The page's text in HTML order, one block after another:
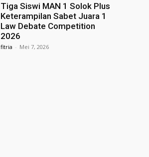
Tiga Siswi MAN 1 Solok Plus
Keterampilan Sabet Juara 1
Law Debate Competition
2026
fitria - Mei 7, 2026